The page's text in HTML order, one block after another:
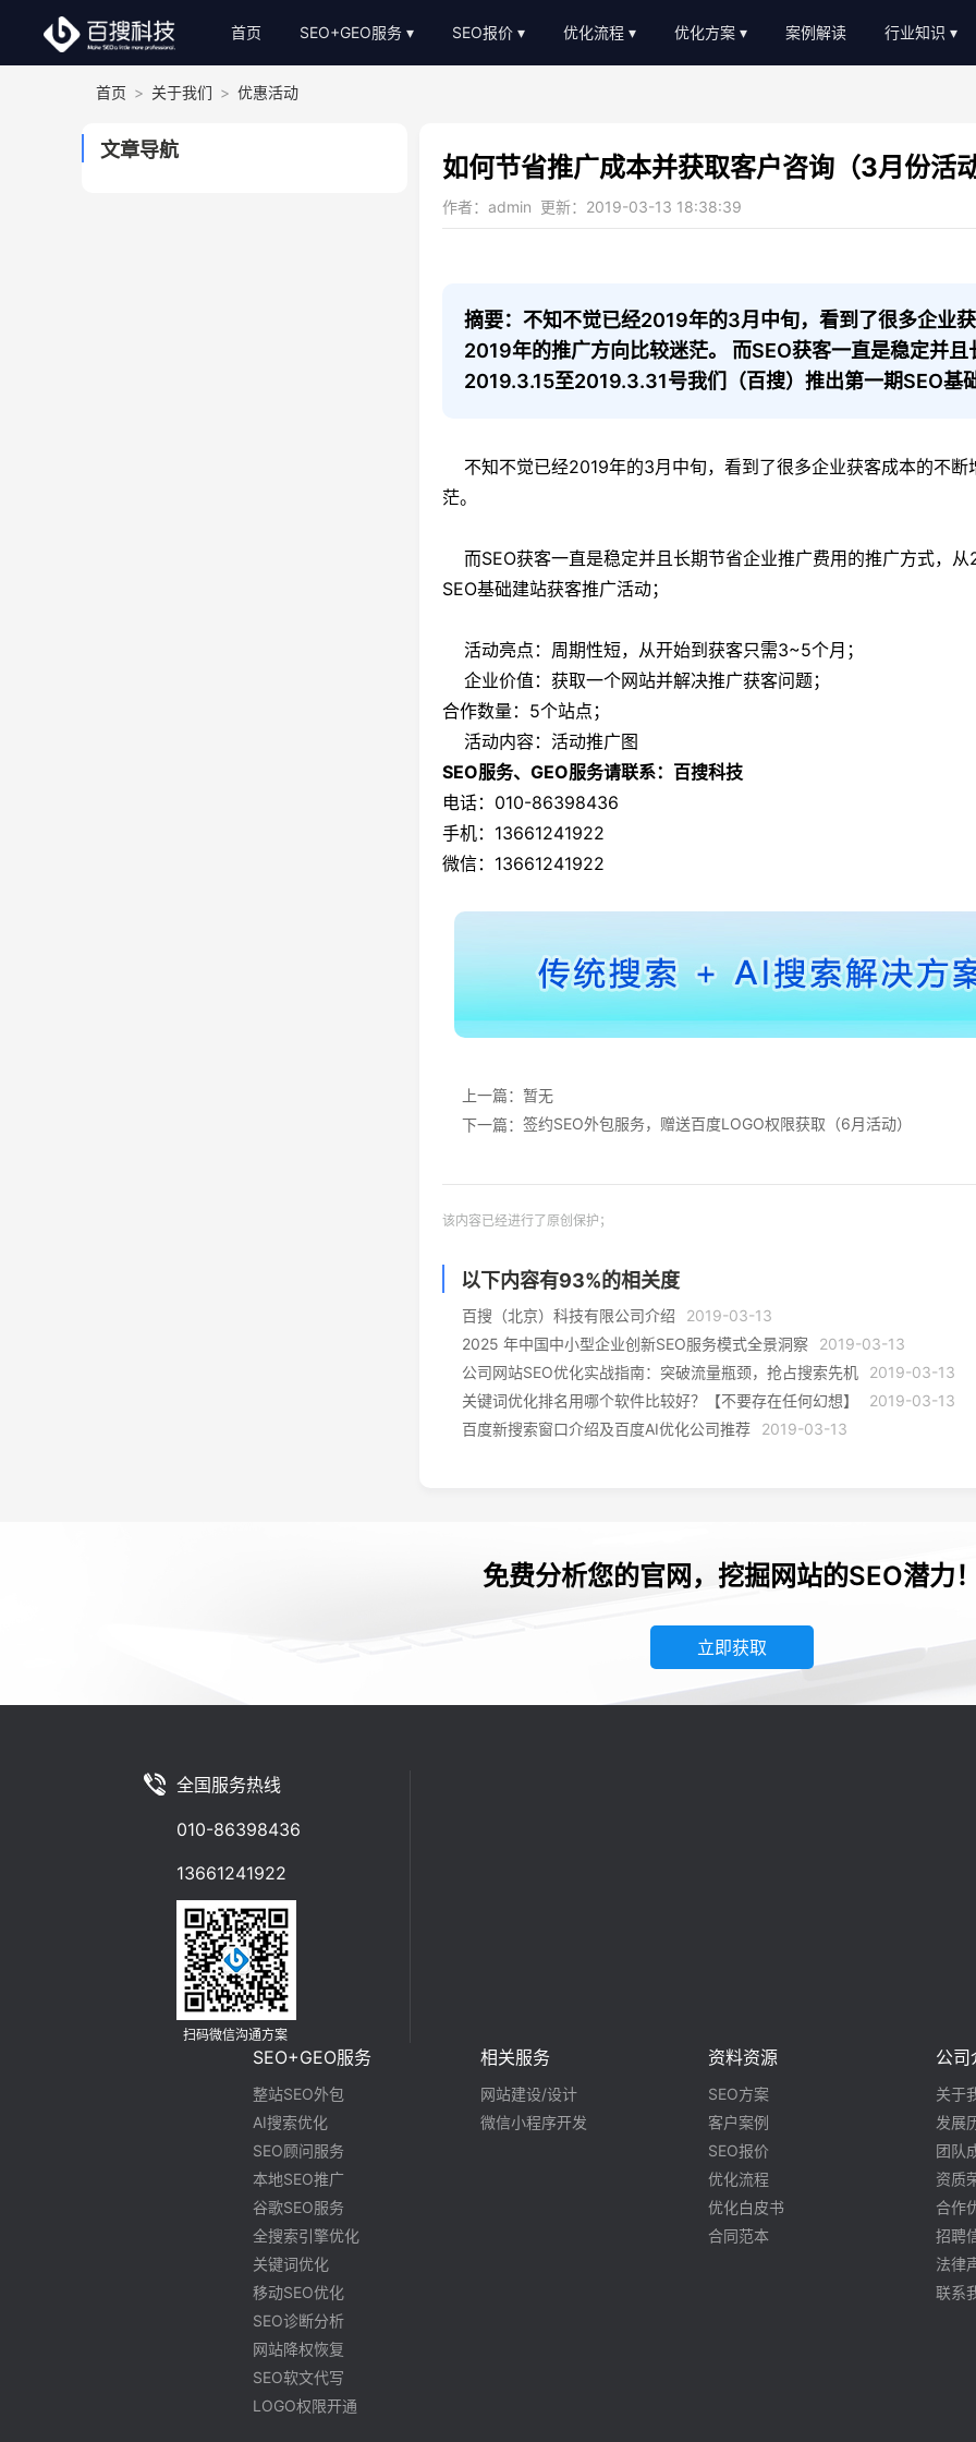
首页 SEO+GEO服务 SEO报价 优化流程
常见问题
服务优势
优化方案
b2c/b平台
传统制造业
装修设计
医疗医美
案例解读 行业知识
教程大全
名词大全
优化知识
首页 > 关于我们 > 优惠活动
文章导航
如何节省推广成本并获取客户咨询（3月份活
作者：admin 更新：2019-03-13 18:38:39
摘要：不知不觉已经2019年的3月中旬，看到了很多企业
2019年的推广方向比较迷茫。 而SEO获客一直是稳定并
2019.3.15至2019.3.31号我们（百搜）推出第一期SEO基
不知不觉已经2019年的3月中旬，看到了很多企业获客成本的不
茫。
而SEO获客一直是稳定并且长期节省企业推广费用的推广方式，
SEO基础建站获客推广活动；
活动亮点：周期性短，从开始到获客只需3~5个月；
企业价值：获取一个网站并解决推广获客问题；
合作数量：5个站点；
活动内容：活动推广图
SEO服务、GEO服务请联系：百搜科技
电话：010-86398436
手机：13661241922
微信：13661241922
上一篇：暂无
下一篇：签约SEO外包服务，赠送百度LOGO权限获取（6月活动）
该内容已经进行了原创保护；
以下内容有93%的相关度
百搜（北京）科技有限公司介绍
2019-03-13
2025 年中国中小型企业创新SEO服务模式全景洞察
2019-03-13
公司网站SEO优化实战指南：突破流量瓶颈，抢占搜索先机
2019-03-13
关键词优化排名用哪个软件比较好？【不要存在任何幻想】
2019-03-13
百度新搜索窗口介绍及百度AI优化公司推荐
2019-03-13
免费分析您的官网，挖掘网站的SEO潜力
立即获取
全国服务热线
010-86398436
13661241922
扫码微信沟通方案
SEO+GEO服务
整站SEO外包
AI搜索优化
SEO顾问服务
本地SEO推广
谷歌SEO服务
全搜索引擎优化
关键词优化
移动SEO优化
SEO诊断分析
网站降权恢复
SEO软文代写
LOGO权限开通
相关服务
网站建设/设计
微信小程序开发
资料资源
SEO方案
客户案例
SEO报价
优化流程
优化白皮书
合同范本
公司
关于
发展
团队
资质
合作
招聘
法律
联系